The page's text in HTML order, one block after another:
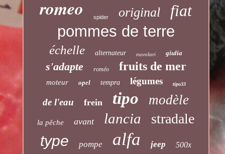
romeo spider original fiat
pommes de terre
échelle alternateur nuvolari giulia
s'adapte roméo fruits de mer
moteur opel tempra légumes tipo33
de l'eau frein tipo modèle
la pêche avant lancia stradale
type pompe alfa jeep 500x